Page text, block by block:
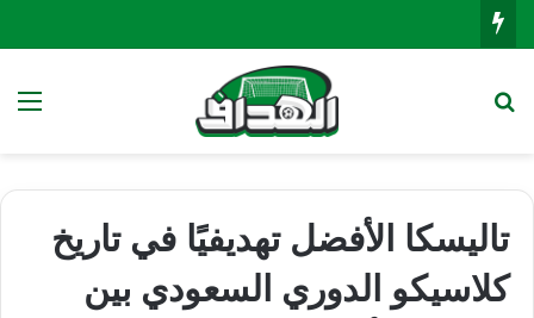
تاليسكا الأفضل تهديفيًا في تاريخ
كلاسيكو الدوري السعودي بين